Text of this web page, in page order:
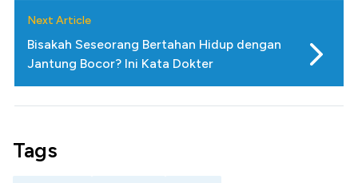
Next Article
Bisakah Seseorang Bertahan Hidup dengan
Jantung Bocor? Ini Kata Dokter
Tags